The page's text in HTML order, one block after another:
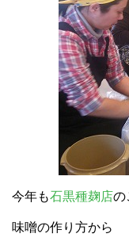
今年も石黒種麹店の
味噌の作り方から